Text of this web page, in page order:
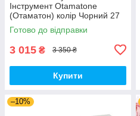
Інструмент Otamatone
(Отаматон) колір Чорний 27
см (00463)
Готово до відправки
3 015 ₴ 3 350 ₴
Купити
–10%